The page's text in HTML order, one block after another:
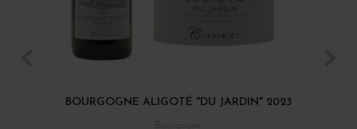
BOURGOGNE ALIGOTÉ "DU JARDIN" 2023